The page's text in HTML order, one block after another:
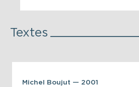
Textes
Michel Boujut — 2001